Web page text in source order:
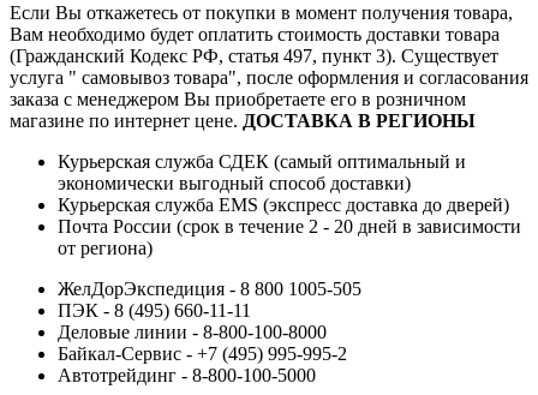
Если Вы откажетесь от покупки в момент получения товара,
Вам необходимо будет оплатить стоимость доставки товара
(Гражданский Кодекс РФ, статья 497, пункт 3). Существует
услуга " самовывоз товара", после оформления и согласования
заказа с менеджером Вы приобретаете его в розничном
магазине по интернет цене. ДОСТАВКА В РЕГИОНЫ
Курьерская служба СДЕК (самый оптимальный и
экономически выгодный способ доставки)
Курьерская служба EMS (экспресс доставка до дверей)
Почта России (срок в течение 2 - 20 дней в зависимости
от региона)
ЖелДорЭкспедиция - 8 800 1005-505
ПЭК - 8 (495) 660-11-11
Деловые линии - 8-800-100-8000
Байкал-Сервис - +7 (495) 995-995-2
Автотрейдинг - 8-800-100-5000